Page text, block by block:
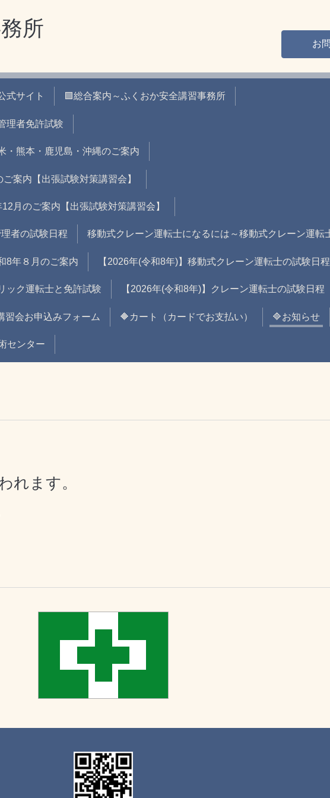
所
お
式サイト 🟪総合案内～ふくおか安全講習事務所
理者免許試験
・熊本・鹿児島・沖縄のご案内
案内【出張試験対策講習会】
月のご案内【出張試験対策講習会】
者の試験日程 移動式クレーン運転士になるには～移動式クレーン運転
8年８月のご案内 【2026年(令和8年)】移動式クレーン運転士の試験日程
ック運転士と免許試験 【2026年(令和8年)】クレーン運転士の試験日程
習会お申込みフォーム 🔶カート（カードでお支払い） 🔷お知らせ
センター
れます。